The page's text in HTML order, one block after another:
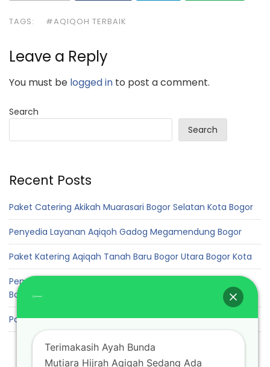
TAGS: #AQIQOH TERBAIK
Leave a Reply
You must be logged in to post a comment.
Search
Search
Recent Posts
Paket Catering Akikah Muarasari Bogor Selatan Kota Bogor
Penyedia Layanan Aqiqoh Gadog Megamendung Bogor
Paket Katering Aqiqah Tanah Baru Bogor Utara Bogor Kota
Penyedia Jasa Layanan Akikah Cadas Ngampar Sukaraja
Bogor
Paket Aqiqah Padurenan Gunung Sindur Bogor
Terimakasih Ayah Bunda
Mutiara Hijrah Aqiqah Sedang Ada